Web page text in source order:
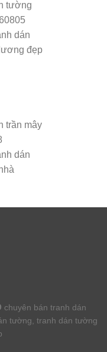
dán
đẹp
dán
chuyên bán tranh dán
tường, tranh dán tường